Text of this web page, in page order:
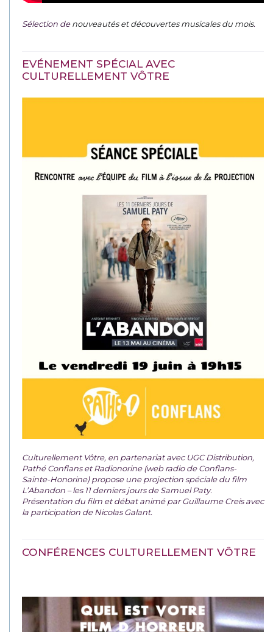
Sélection denouveautés et découvertes musicales du mois.
EVÉNEMENT SPÉCIAL AVEC
CULTURELLEMENT VÔTRE
Culturellement Vôtre, en partenariat avec UGC Distribution,
Pathé Conflans et Radionorine (web radio de Conflans-
Sainte-Honorine) propose une projection spéciale du film
L’Abandon – les 11 derniers jours de Samuel Paty.
Présentation du film et débat animé par Guillaume Creis avec
la participation de Nicolas Galant.
CONFÉRENCES CULTURELLEMENT VÔTRE